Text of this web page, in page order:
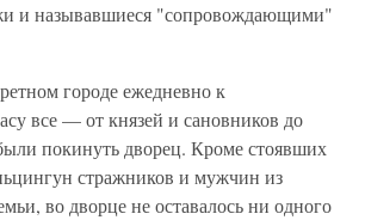
и называвшиеся "сопровождающими"
городе ежедневно к
все — от князей и сановников до
покинуть дворец. Кроме стоявших
стражников и мужчин из
во дворце не оставалось ни одного